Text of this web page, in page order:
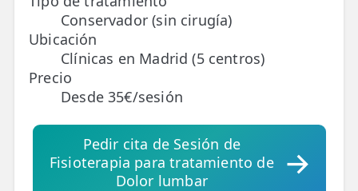
👶 Fisioterapia Pediátrica
TRATAMIENTOS
✅ Punción Seca
✅ Ondas de Choque
✅ EPTE - EPI
Conservador (sin cirugía)
Ubicación
Clínicas en Madrid (5 centros)
Precio
Desde 35€/sesión
Pedir cita de Sesión de
Fisioterapia para tratamiento de
Dolor lumbar